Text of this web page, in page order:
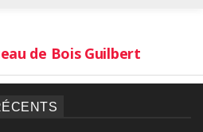
de Bois Guilbert